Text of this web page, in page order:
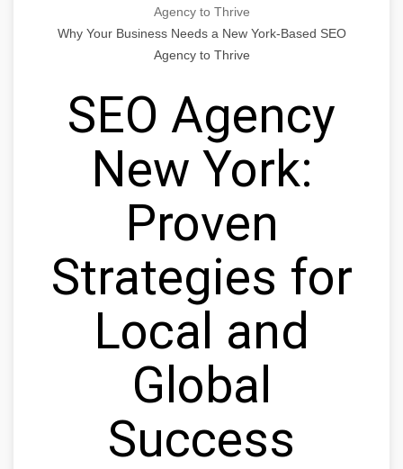
Agency to Thrive
Why Your Business Needs a New York-Based SEO
Agency to Thrive
SEO Agency
New York:
Proven
Strategies for
Local and
Global
Success